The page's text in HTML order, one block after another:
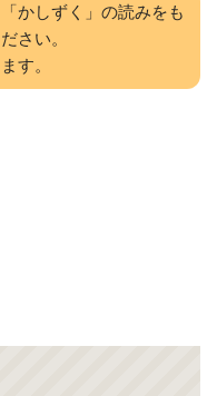
かしずく」の読みをも
さい。
す。